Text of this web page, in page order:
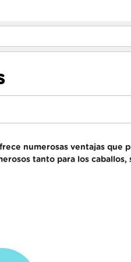
numerosas ventajas que
tanto para los